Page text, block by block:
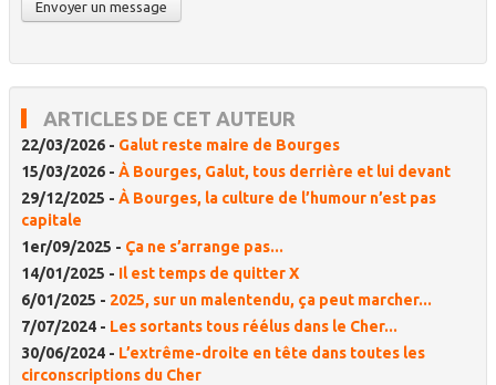
ARTICLES DE CET AUTEUR
22/03/2026 - Galut reste maire de Bourges
15/03/2026 - À Bourges, Galut, tous derrière et lui devant
29/12/2025 - À Bourges, la culture de l’humour n’est pas
capitale
1er/09/2025 - Ça ne s’arrange pas...
14/01/2025 - Il est temps de quitter X
6/01/2025 - 2025, sur un malentendu, ça peut marcher...
7/07/2024 - Les sortants tous réélus dans le Cher...
30/06/2024 - L’extrême-droite en tête dans toutes les
circonscriptions du Cher